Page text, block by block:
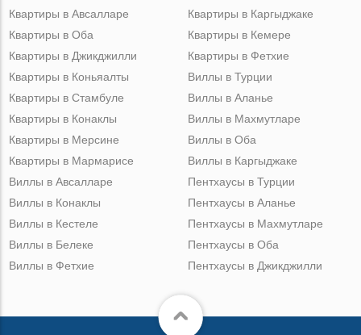
Квартиры в Авсалларе
Квартиры в Оба
Квартиры в Джикджилли
Квартиры в Каргыджаке
Квартиры в Кемере
Квартиры в Фетхие
Квартиры в Коньяалты
Квартиры в Стамбуле
Квартиры в Конаклы
Квартиры в Мерсине
Квартиры в Мармарисе
Виллы в Турции
Виллы в Аланье
Виллы в Махмутларе
Виллы в Оба
Виллы в Каргыджаке
Виллы в Авсалларе
Виллы в Конаклы
Виллы в Кестеле
Виллы в Белеке
Виллы в Фетхие
Пентхаусы в Турции
Пентхаусы в Аланье
Пентхаусы в Махмутларе
Пентхаусы в Оба
Пентхаусы в Джикджилли